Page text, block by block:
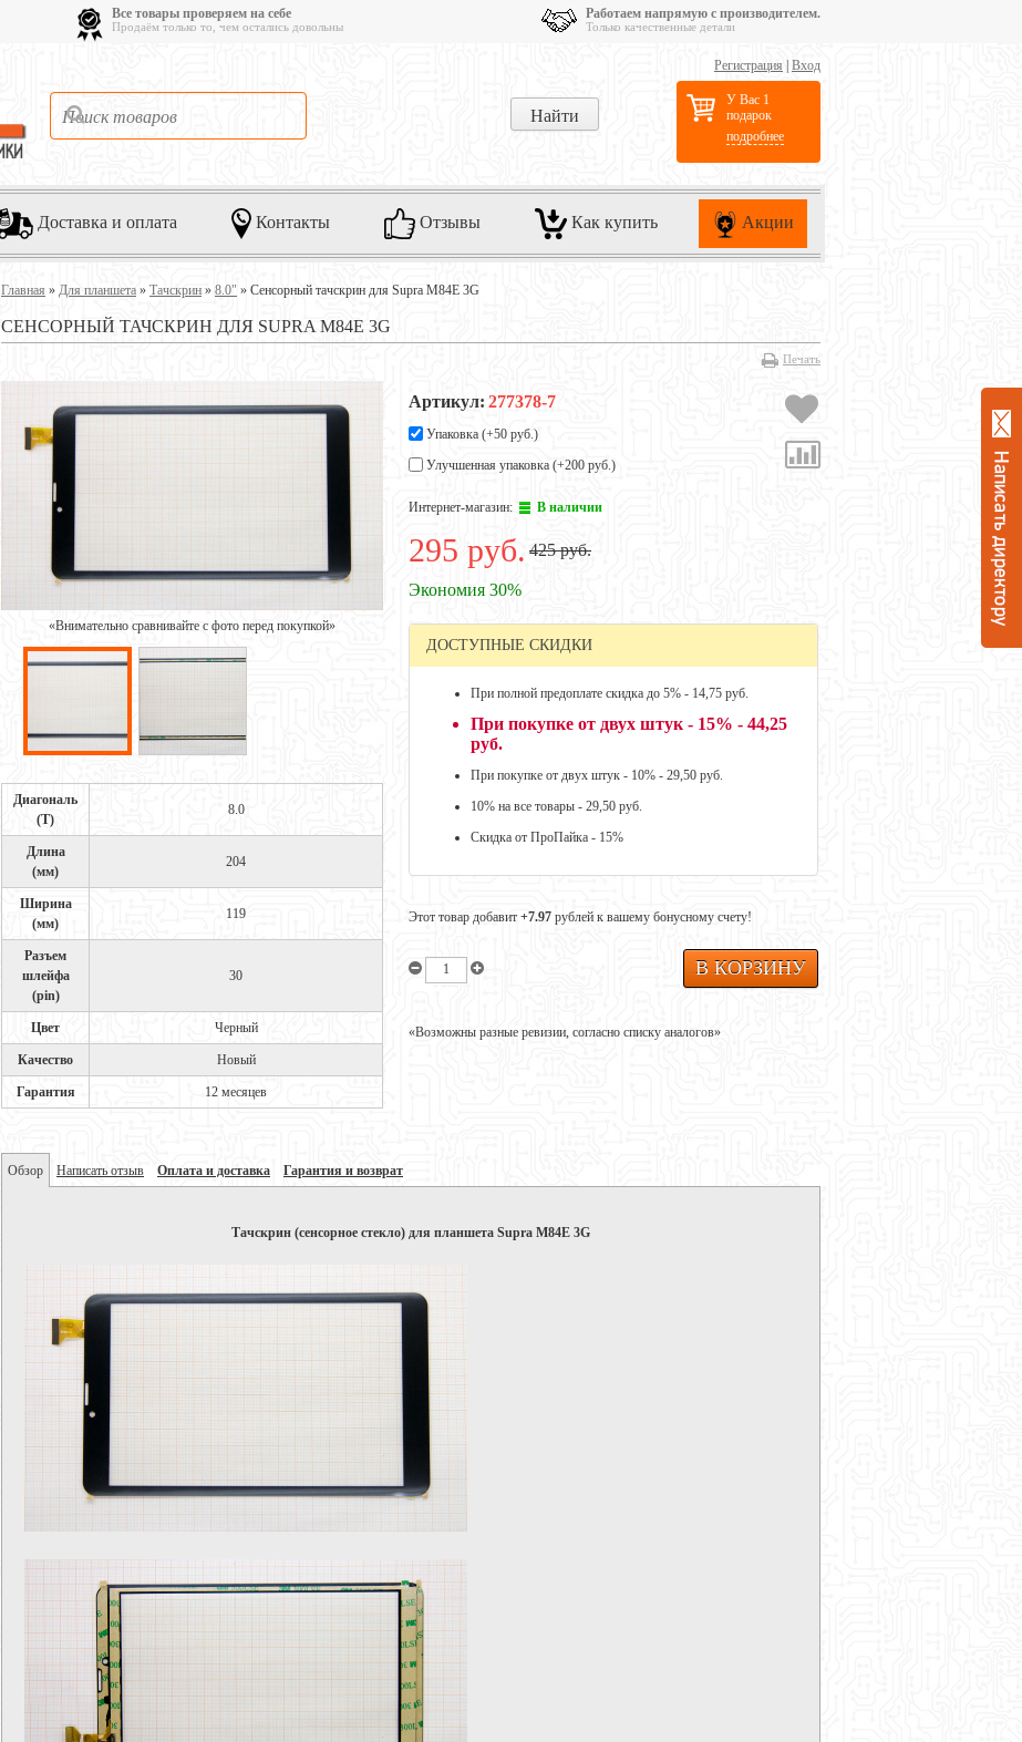
Все товары проверяем на себе
Продаём только то, чем остались довольны
Работаем напрямую с производителем.
Только качественные детали
Регистрация Вход
У Вас 1
подарок
подробнее
Доставка и оплата Контакты Отзывы Как купить Акции
Главная » Для планшета » Тачскрин » 8.0" » Сенсорный тачскрин для Supra M84E 3G
СЕНСОРНЫЙ ТАЧСКРИН ДЛЯ SUPRA M84E 3G
Печать
«Внимательно сравнивайте с фото перед покупкой»
Диагональ
(Т)
8.0
Длина
(мм)
204
Ширина
(мм)
119
Разъем
шлейфа
(pin)
30
Цвет Черный
Качество Новый
Гарантия 12 месяцев
Артикул: 277378-7
Упаковка (+50 руб.)
Улучшенная упаковка (+200 руб.)
Интернет-магазин: В наличии
295 руб. 425 руб.
Экономия 30%
ДОСТУПНЫЕ СКИДКИ
При полной предоплате скидка до 5% - 14,75 руб.
При покупке от двух штук - 15% - 44,25
руб.
При покупке от двух штук - 10% - 29,50 руб.
10% на все товары - 29,50 руб.
Скидка от ПроПайка - 15%
Этот товар добавит +7.97 рублей к вашему бонусному счету!
«Возможны разные ревизии, согласно списку аналогов»
Обзор Написать отзыв Оплата и доставка Гарантия и возврат
Тачскрин (сенсорное стекло) для планшета Supra M84E 3G